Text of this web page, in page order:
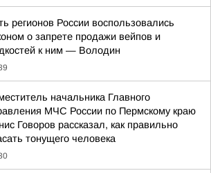
регионов России воспользовались
о запрете продажи вейпов и
к ним — Володин
начальника Главного
МЧС России по Пермскому краю
Говоров рассказал, как правильно
тонущего человека